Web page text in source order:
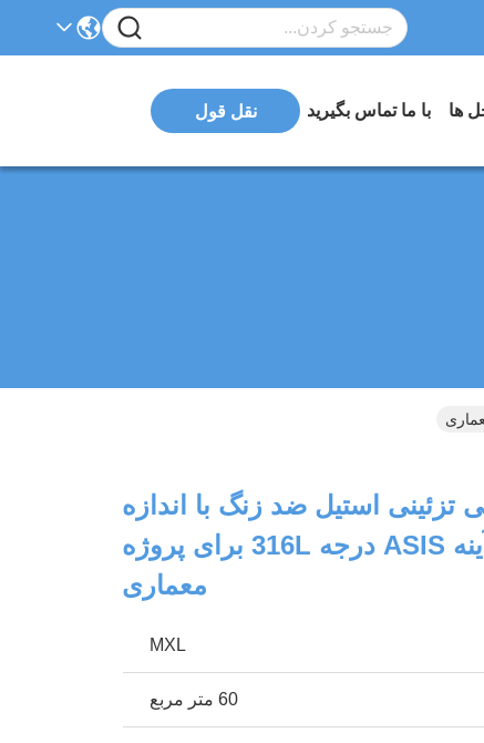
ها با ما تماس بگیرید نقل قول
تزئینی استیل ضد زنگ با اندازه
سفارشی آینه ASIS درجه 316L برای پروژه
معماری
MXL
60 متر مربع